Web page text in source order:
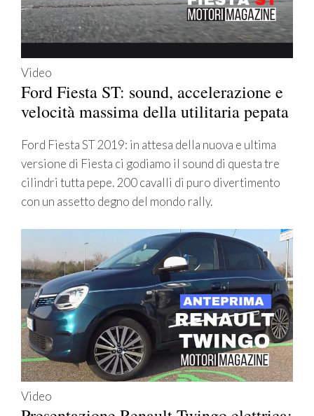
Video
Ford Fiesta ST: sound, accelerazione e
velocità massima della utilitaria pepata
Ford Fiesta ST 2019: in attesa della nuova e ultima
versione di Fiesta ci godiamo il sound di questa tre
cilindri tutta pepe. 200 cavalli di puro divertimento
con un assetto degno del mondo rally.
Video